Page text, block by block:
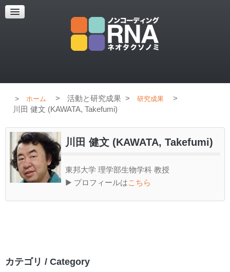
超解像顕微鏡
超解像顕微鏡の紹介
ホーム > 活動と研究成果 > 研究成果
>
川田 健文 (KAWATA, Takefumi)
川田 健文 (KAWATA, Takefumi)
東邦大学 理学部生物学科 教授
▶ プロフィールはこちら
カテゴリ / Category